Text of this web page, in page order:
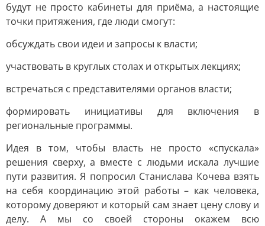
будут не просто кабинеты для приёма, а настоящие
точки притяжения, где люди смогут:
обсуждать свои идеи и запросы к власти;
участвовать в круглых столах и открытых лекциях;
встречаться с представителями органов власти;
формировать инициативы для включения в
региональные программы.
Идея в том, чтобы власть не просто «спускала»
решения сверху, а вместе с людьми искала лучшие
пути развития. Я попросил Станислава Кочева взять
на себя координацию этой работы – как человека,
которому доверяют и который сам знает цену слову и
делу. А мы со своей стороны окажем всю